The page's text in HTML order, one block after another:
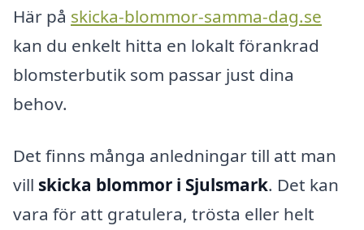
Här på skicka-blommor-samma-dag.se
kan du enkelt hitta en lokalt förankrad
blomsterbutik som passar just dina
behov.
Det finns många anledningar till att man
vill skicka blommor i Sjulsmark. Det kan
vara för att gratulera, trösta eller helt